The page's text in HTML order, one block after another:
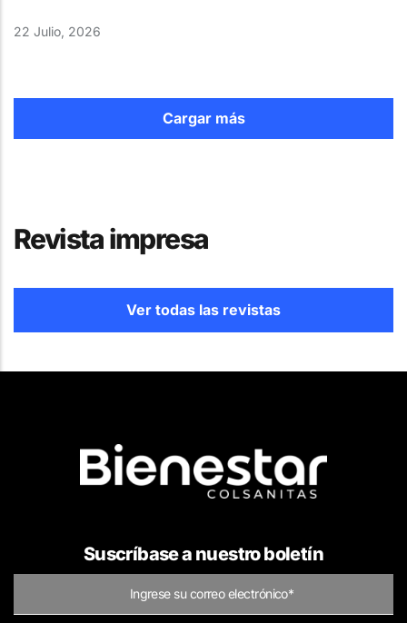
22 Julio, 2026
Cargar más
Revista impresa
Ver todas las revistas
Suscríbase a nuestro boletín